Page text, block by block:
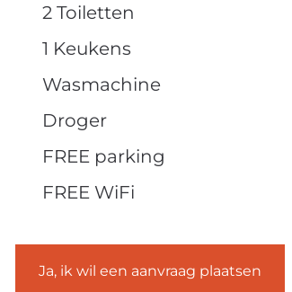
2 Toiletten
1 Keukens
Wasmachine
Droger
FREE parking
FREE WiFi
Ja, ik wil een aanvraag plaatsen